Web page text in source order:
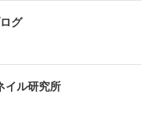
グ
イル研究所